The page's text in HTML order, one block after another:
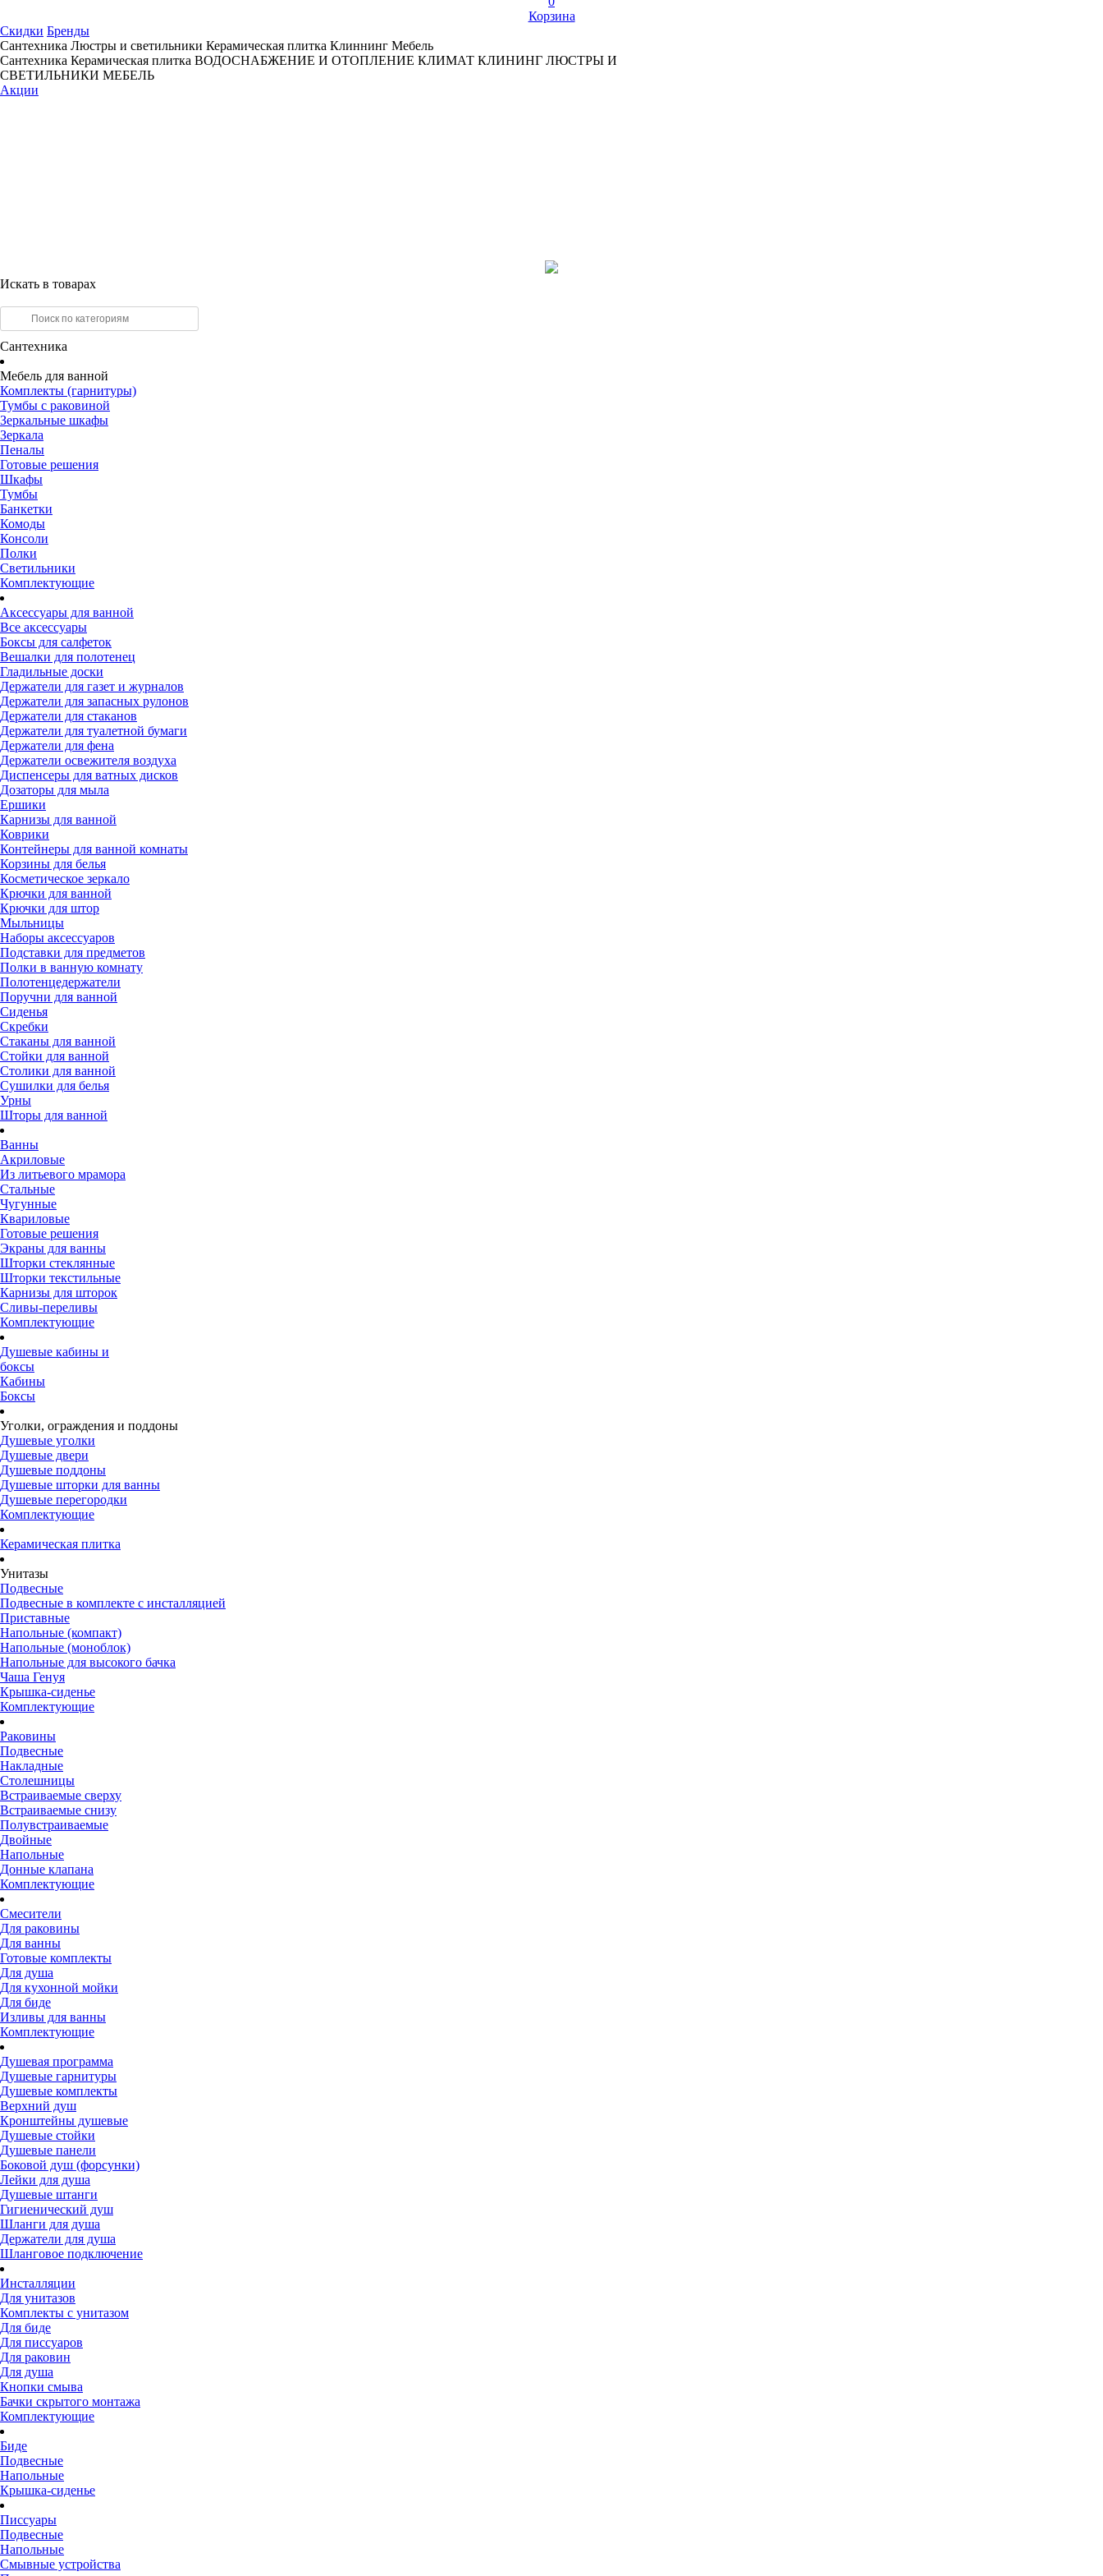
Корзина
Скидки Бренды
Сантехника Люстры и светильники Керамическая плитка Клиннинг Мебель
Сантехника Керамическая плитка ВОДОСНАБЖЕНИЕ И ОТОПЛЕНИЕ КЛИМАТ КЛИНИНГ ЛЮСТРЫ И
СВЕТИЛЬНИКИ МЕБЕЛЬ
Акции
Искать в товарах
Сантехника
Мебель для ванной
Комплекты (гарнитуры)
Тумбы с раковиной
Зеркальные шкафы
Зеркала
Пеналы
Готовые решения
Шкафы
Тумбы
Банкетки
Комоды
Консоли
Полки
Светильники
Комплектующие
Аксессуары для ванной
Все аксессуары
Боксы для салфеток
Вешалки для полотенец
Гладильные доски
Держатели для газет и журналов
Держатели для запасных рулонов
Держатели для стаканов
Держатели для туалетной бумаги
Держатели для фена
Держатели освежителя воздуха
Диспенсеры для ватных дисков
Дозаторы для мыла
Ершики
Карнизы для ванной
Коврики
Контейнеры для ванной комнаты
Корзины для белья
Косметическое зеркало
Крючки для ванной
Крючки для штор
Мыльницы
Наборы аксессуаров
Подставки для предметов
Полки в ванную комнату
Полотенцедержатели
Поручни для ванной
Сиденья
Скребки
Стаканы для ванной
Стойки для ванной
Столики для ванной
Сушилки для белья
Урны
Шторы для ванной
Ванны
Акриловые
Из литьевого мрамора
Стальные
Чугунные
Квариловые
Готовые решения
Экраны для ванны
Шторки стеклянные
Шторки текстильные
Карнизы для шторок
Сливы-переливы
Комплектующие
Душевые кабины и
боксы
Кабины
Боксы
Уголки, ограждения и поддоны
Душевые уголки
Душевые двери
Душевые поддоны
Душевые шторки для ванны
Душевые перегородки
Комплектующие
Керамическая плитка
Унитазы
Подвесные
Подвесные в комплекте с инсталляцией
Приставные
Напольные (компакт)
Напольные (моноблок)
Напольные для высокого бачка
Чаша Генуя
Крышка-сиденье
Комплектующие
Раковины
Подвесные
Накладные
Столешницы
Встраиваемые сверху
Встраиваемые снизу
Полувстраиваемые
Двойные
Напольные
Донные клапана
Комплектующие
Смесители
Для раковины
Для ванны
Готовые комплекты
Для душа
Для кухонной мойки
Для биде
Изливы для ванны
Комплектующие
Душевая программа
Душевые гарнитуры
Душевые комплекты
Верхний душ
Кронштейны душевые
Душевые стойки
Душевые панели
Боковой душ (форсунки)
Лейки для душа
Душевые штанги
Гигиенический душ
Шланги для душа
Держатели для душа
Шланговое подключение
Инсталляции
Для унитазов
Комплекты с унитазом
Для биде
Для писсуаров
Для раковин
Для душа
Кнопки смыва
Бачки скрытого монтажа
Комплектующие
Биде
Подвесные
Напольные
Крышка-сиденье
Писсуары
Подвесные
Напольные
Смывные устройства